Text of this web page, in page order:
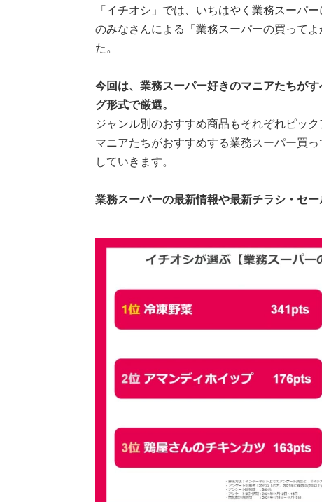
「イチオシ」では、いちはやく業務スーパ
のみなさんによる「業務スーパーの買って
た。
今回は、業務スーパー好きのマニアたちが
グ形式で厳選。
ジャンル別のおすすめ商品もそれぞれピック
マニアたちがおすすめする業務スーパー買
していきます。
業務スーパーの最新情報や最新チラシ・セ